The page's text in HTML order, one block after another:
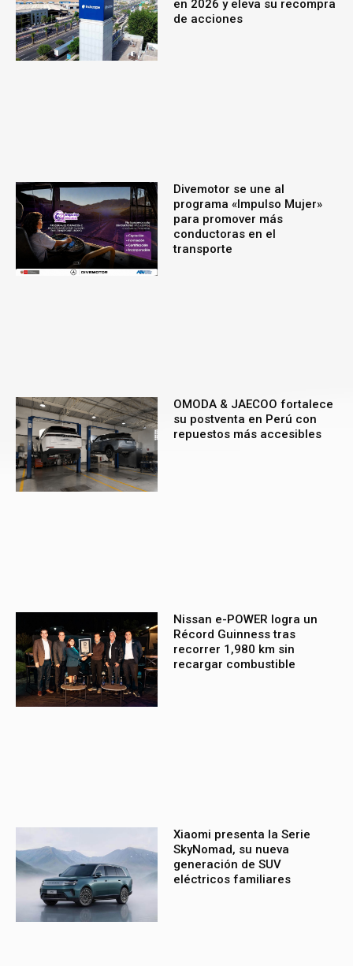
en 2026 y eleva su recompra
de acciones
Divemotor se une al
programa «Impulso Mujer»
para promover más
conductoras en el
transporte
OMODA & JAECOO fortalece
su postventa en Perú con
repuestos más accesibles
Nissan e-POWER logra un
Récord Guinness tras
recorrer 1,980 km sin
recargar combustible
Xiaomi presenta la Serie
SkyNomad, su nueva
generación de SUV
eléctricos familiares